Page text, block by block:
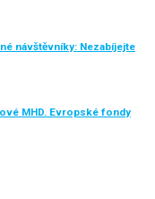
návštěvníky: Nezabíjejte
MHD. Evropské fondy